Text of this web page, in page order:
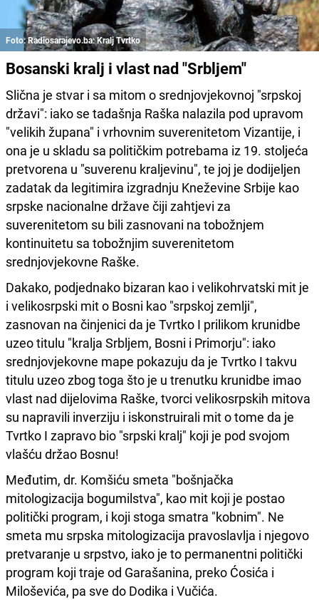
Foto: Radiosarajevo.ba: Kralj Tvrtko
Bosanski kralj i vlast nad "Srbljem"
Slična je stvar i sa mitom o srednjovjekovnoj "srpskoj
državi": iako se tadašnja Raška nalazila pod upravom
"velikih župana" i vrhovnim suverenitetom Vizantije, i
ona je u skladu sa političkim potrebama iz 19. stoljeća
pretvorena u "suverenu kraljevinu", te joj je dodijeljen
zadatak da legitimira izgradnju Kneževine Srbije kao
srpske nacionalne države čiji zahtjevi za
suverenitetom su bili zasnovani na tobožnjem
kontinuitetu sa tobožnjim suverenitetom
srednjovjekovne Raške.
Dakako, podjednako bizaran kao i velikohrvatski mit je
i velikosrpski mit o Bosni kao "srpskoj zemlji",
zasnovan na činjenici da je Tvrtko I prilikom krunidbe
uzeo titulu "kralja Srbljem, Bosni i Primorju": iako
srednjovjekovne mape pokazuju da je Tvrtko I takvu
titulu uzeo zbog toga što je u trenutku krunidbe imao
vlast nad dijelovima Raške, tvorci velikosrpskih mitova
su napravili inverziju i iskonstruirali mit o tome da je
Tvrtko I zapravo bio "srpski kralj" koji je pod svojom
vlašću držao Bosnu!
Međutim, dr. Komšiću smeta "bošnjačka
mitologizacija bogumilstva", kao mit koji je postao
politički program, i koji stoga smatra "kobnim". Ne
smeta mu srpska mitologizacija pravoslavlja i njegovo
pretvaranje u srpstvo, iako je to permanentni politički
program koji traje od Garašanina, preko Ćosića i
Miloševića, pa sve do Dodika i Vučića.